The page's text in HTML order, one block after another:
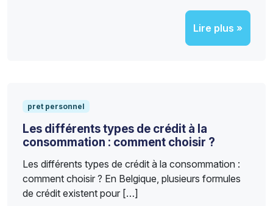
Lire plus »
pret personnel
Les différents types de crédit à la
consommation : comment choisir ?
Les différents types de crédit à la consommation :
comment choisir ? En Belgique, plusieurs formules
de crédit existent pour […]